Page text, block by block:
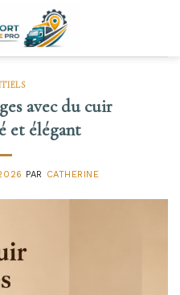
avec du cuir
et élégant
PAR CATHERINE